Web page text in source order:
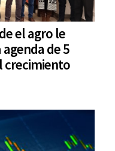
el agro le
de 5
crecimiento